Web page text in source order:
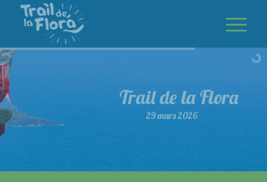
Trail de la Flora
29 mars 2026